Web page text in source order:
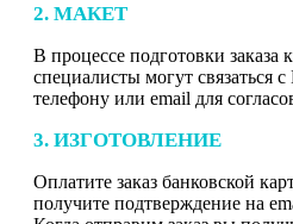
2. МАКЕТ
В процессе подготовки заказа
специалисты могут связаться
телефону или email для
3. ИЗГОТОВЛЕНИЕ
Оплатите заказ банковской
получите подтверждение на